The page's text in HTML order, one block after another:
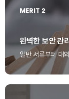
MERIT 2
완벽한 보안 관리
일반 서류부터 대